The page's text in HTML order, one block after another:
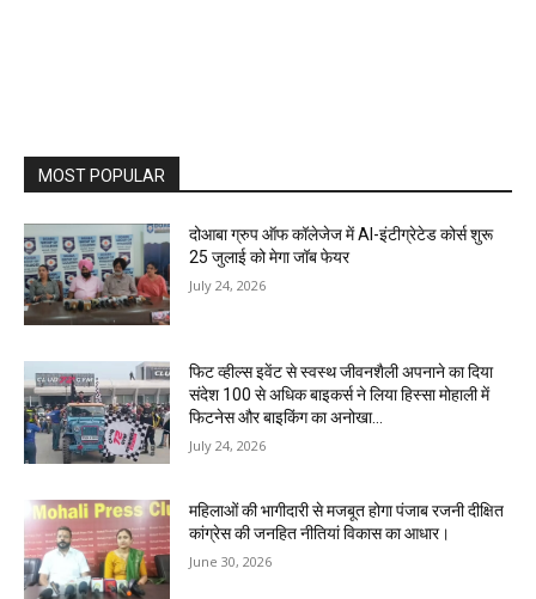
MOST POPULAR
दोआबा ग्रुप ऑफ कॉलेजेज में AI-इंटीग्रेटेड कोर्स शुरू
25 जुलाई को मेगा जॉब फेयर
July 24, 2026
फिट व्हील्स इवेंट से स्वस्थ जीवनशैली अपनाने का दिया
संदेश 100 से अधिक बाइकर्स ने लिया हिस्सा मोहाली में
फिटनेस और बाइकिंग का अनोखा...
July 24, 2026
महिलाओं की भागीदारी से मजबूत होगा पंजाब रजनी दीक्षित
कांग्रेस की जनहित नीतियां विकास का आधार।
June 30, 2026